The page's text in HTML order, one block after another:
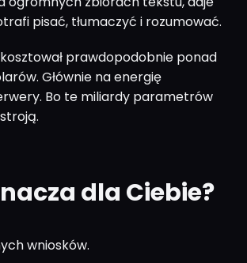
pisać, tłumaczyć i rozumować.
prawdopodobnie ponad
Głównie na energię
Bo te miliardy parametrów
dla Ciebie?
wniosków.